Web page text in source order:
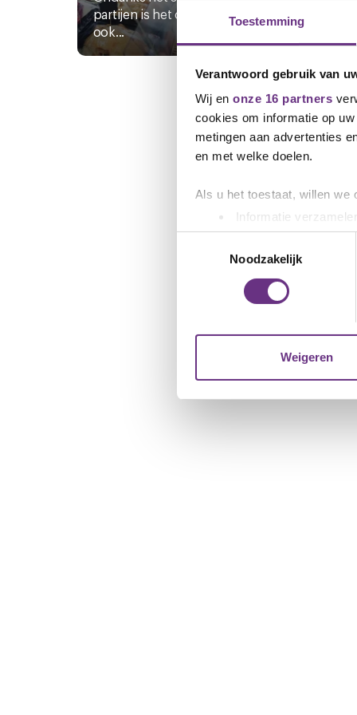
Toestemming
Verantwoord gebruik van
Wij en onze 16 partners
cookies om informatie op
metingen aan advertenties
en met welke doelen.
Als u het toestaat, willen we
Informatie
Uw apparaat
Lees meer over hoe uw
toestemming op elk
websiteverkeer te
media, adverteren en
Noodzakelijk
Weigeren
partijen is het op 8 september jl.
ook...